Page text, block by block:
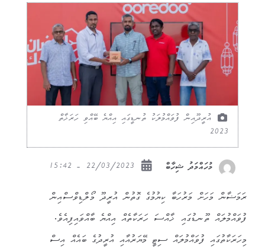
އުރީދޫއިން ފުވައްމުލަކު ތުނޑީގައި އިއްޔެ ބޭއްވި ހަރަޚާތް
2023
މުހައްމަދު ޝިހާބް
ރަމަޟާން މަހަށް މަރުހަބާ ކިޔުމުގެ ގޮތުން އުރީދޫ މޯލްޑިވްސްއިން
ފުވައްމުލައް ތޫނޑުގައި ޚާއްސަ ހަރަކާތެއް އިއްޔެ ބާއްވައިފިއެވެ.
މިހަރަކާތުގައި ފުވައްމުލައް ސިޓީ މޭޔަރުއާއި އުރީދުގެ ބައެއް އިސް